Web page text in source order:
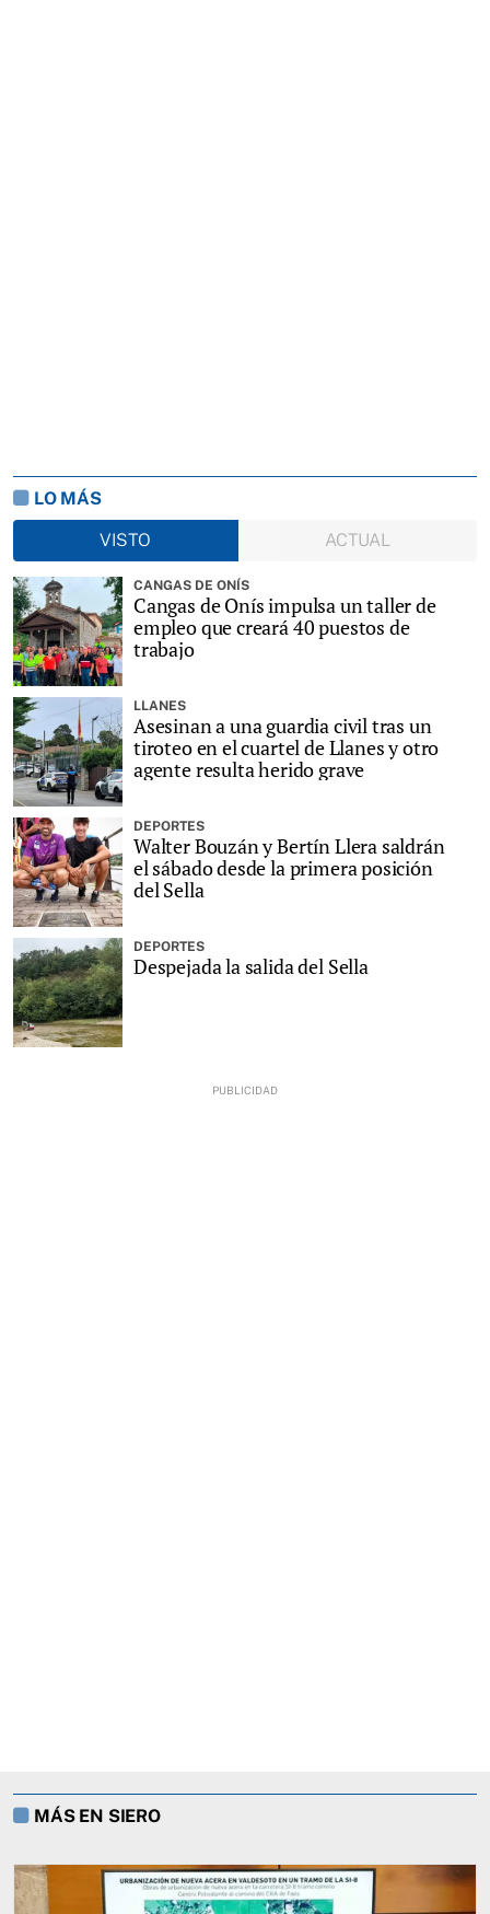
LO MÁS
VISTO
ACTUAL
CANGAS DE ONÍS
Cangas de Onís impulsa un taller de
empleo que creará 40 puestos de
trabajo
LLANES
Asesinan a una guardia civil tras un
tiroteo en el cuartel de Llanes y otro
agente resulta herido grave
DEPORTES
Walter Bouzán y Bertín Llera saldrán
el sábado desde la primera posición
del Sella
DEPORTES
Despejada la salida del Sella
MÁS EN SIERO